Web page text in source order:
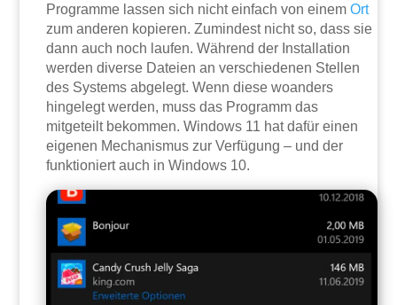
Programme lassen sich nicht einfach von einemOrt
zum anderen kopieren. Zumindest nicht so, dass sie
dann auch noch laufen. Während der Installation
werden diverse Dateien an verschiedenen Stellen
des Systems abgelegt. Wenn diese woanders
hingelegt werden, muss das Programm das
mitgeteilt bekommen. Windows 11 hat dafür einen
eigenen Mechanismus zur Verfügung – und der
funktioniert auch in Windows 10.